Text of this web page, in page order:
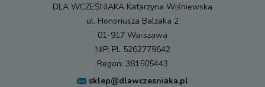
DLA WCZEŚNIAKA Katarzyna Wiśniewska
ul. Honoriusza Balzaka 2
01-917 Warszawa
NIP: PL 5262779642
Regon: 381505443
sklep@dlawczesniaka.pl